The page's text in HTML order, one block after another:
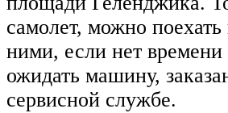
самолет, можно
ними, если нет
ожидать машину,
сервисной службе.